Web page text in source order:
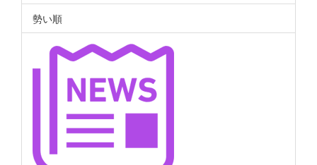
勢い順